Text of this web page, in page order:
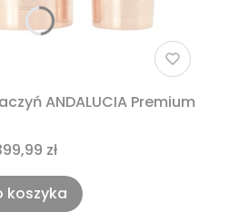
ANDALUCIA Premium
zł
koszyka